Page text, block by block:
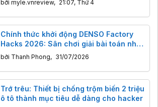
bởi myle.vnreview, 21:07, Thứ 4
Chính thức khởi động DENSO Factory
Hacks 2026: Sân chơi giải bài toán nhà
máy thông minh cho giới trẻ Việt
bởi Thanh Phong, 31/07/2026
Trớ trêu: Thiết bị chống trộm biến 2 triệu
ô tô thành mục tiêu dễ dàng cho hacker